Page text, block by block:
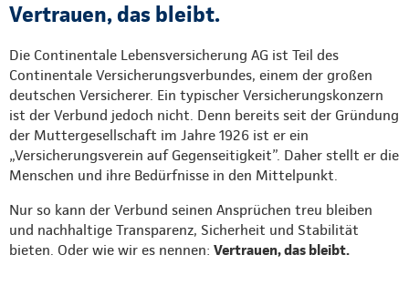
Vertrauen, das bleibt.
Die Continentale Lebensversicherung AG ist Teil des
Continentale Versicherungsverbundes, einem der großen
deutschen Versicherer. Ein typischer Versicherungskonzern
ist der Verbund jedoch nicht. Denn bereits seit der Gründung
der Muttergesellschaft im Jahre 1926 ist er ein
„Versicherungsverein auf Gegenseitigkeit”. Daher stellt er die
Menschen und ihre Bedürfnisse in den Mittelpunkt.
Nur so kann der Verbund seinen Ansprüchen treu bleiben
und nachhaltige Transparenz, Sicherheit und Stabilität
bieten. Oder wie wir es nennen: Vertrauen, das bleibt.